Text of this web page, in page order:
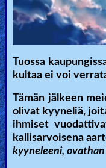
Tuossa
kultaa ei voi
Tämän jälkeen
olivat kyyneliä,
ihmiset
kallisarvoisena
kyyneleeni, ovathan